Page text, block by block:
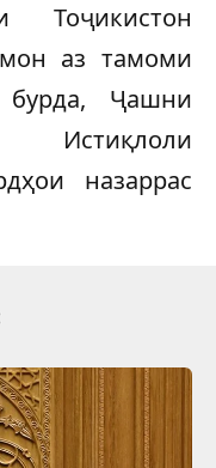
Тоҷикистон
аз тамоми
бурда, Ҷашни
Истиқлоли
назаррас